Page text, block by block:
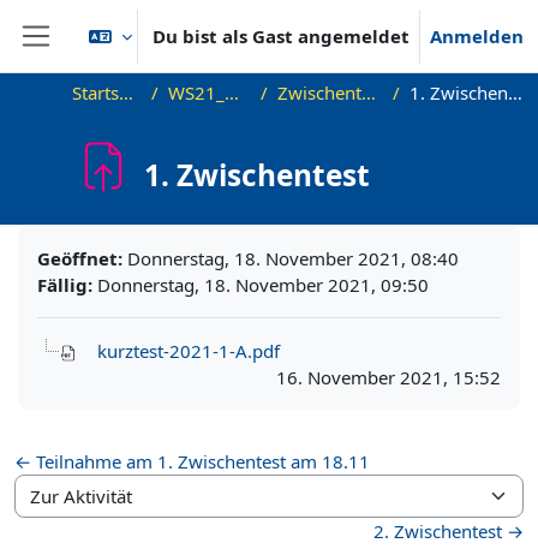
Zum Hauptinhalt
Website-Übersicht
Du bist als Gast angemeldet Anmelden
Startseite WS21_ADS Zwischentests 1. Zwischentest
1. Zwischentest
Geöffnet: Donnerstag, 18. November 2021, 08:40
Fällig: Donnerstag, 18. November 2021, 09:50
kurztest-2021-1-A.pdf
16. November 2021, 15:52
← Teilnahme am 1. Zwischentest am 18.11
Zur Aktivität
2. Zwischentest →